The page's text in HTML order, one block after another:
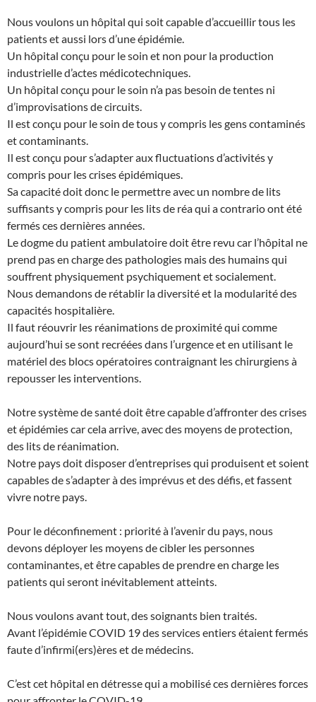
Nous voulons un hôpital qui soit capable d’accueillir tous les
patients et aussi lors d’une épidémie.
Un hôpital conçu pour le soin et non pour la production
industrielle d’actes médicotechniques.
Un hôpital conçu pour le soin n’a pas besoin de tentes ni
d’improvisations de circuits.
Il est conçu pour le soin de tous y compris les gens contaminés
et contaminants.
Il est conçu pour s’adapter aux fluctuations d’activités y
compris pour les crises épidémiques.
Sa capacité doit donc le permettre avec un nombre de lits
suffisants y compris pour les lits de réa qui a contrario ont été
fermés ces dernières années.
Le dogme du patient ambulatoire doit être revu car l’hôpital ne
prend pas en charge des pathologies mais des humains qui
souffrent physiquement psychiquement et socialement.
Nous demandons de rétablir la diversité et la modularité des
capacités hospitalière.
Il faut réouvrir les réanimations de proximité qui comme
aujourd’hui se sont recréées dans l’urgence et en utilisant le
matériel des blocs opératoires contraignant les chirurgiens à
repousser les interventions.
Notre système de santé doit être capable d’affronter des crises
et épidémies car cela arrive, avec des moyens de protection,
des lits de réanimation.
Notre pays doit disposer d’entreprises qui produisent et soient
capables de s’adapter à des imprévus et des défis, et fassent
vivre notre pays.
Pour le déconfinement : priorité à l’avenir du pays, nous
devons déployer les moyens de cibler les personnes
contaminantes, et être capables de prendre en charge les
patients qui seront inévitablement atteints.
Nous voulons avant tout, des soignants bien traités.
Avant l’épidémie COVID 19 des services entiers étaient fermés
faute d’infirmi(ers)ères et de médecins.
C’est cet hôpital en détresse qui a mobilisé ces dernières forces